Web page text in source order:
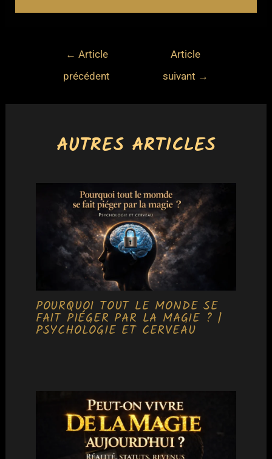
← Article
précédent
Article
suivant →
AUTRES ARTICLES
POURQUOI TOUT LE MONDE SE
FAIT PIÉGER PAR LA MAGIE ? |
PSYCHOLOGIE ET CERVEAU